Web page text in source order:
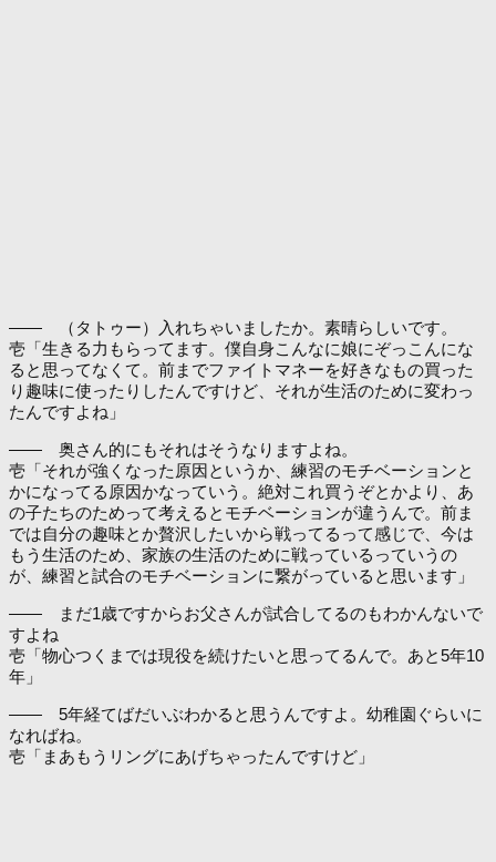
―― （タトゥー）入れちゃいましたか。素晴らしいです。
壱「生きる力もらってます。僕自身こんなに娘にぞっこんにな
ると思ってなくて。前までファイトマネーを好きなもの買った
り趣味に使ったりしたんですけど、それが生活のために変わっ
たんですよね」
―― 奥さん的にもそれはそうなりますよね。
壱「それが強くなった原因というか、練習のモチベーションと
かになってる原因かなっていう。絶対これ買うぞとかより、あ
の子たちのためって考えるとモチベーションが違うんで。前ま
では自分の趣味とか贅沢したいから戦ってるって感じで、今は
もう生活のため、家族の生活のために戦っているっていうの
が、練習と試合のモチベーションに繋がっていると思います」
―― まだ1歳ですからお父さんが試合してるのもわかんないで
すよね
壱「物心つくまでは現役を続けたいと思ってるんで。あと5年10
年」
―― 5年経てばだいぶわかると思うんですよ。幼稚園ぐらいに
なればね。
壱「まあもうリングにあげちゃったんですけど」